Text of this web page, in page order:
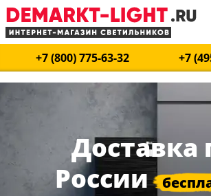
+7 (800) 775-63-32 +7
Доставка
России